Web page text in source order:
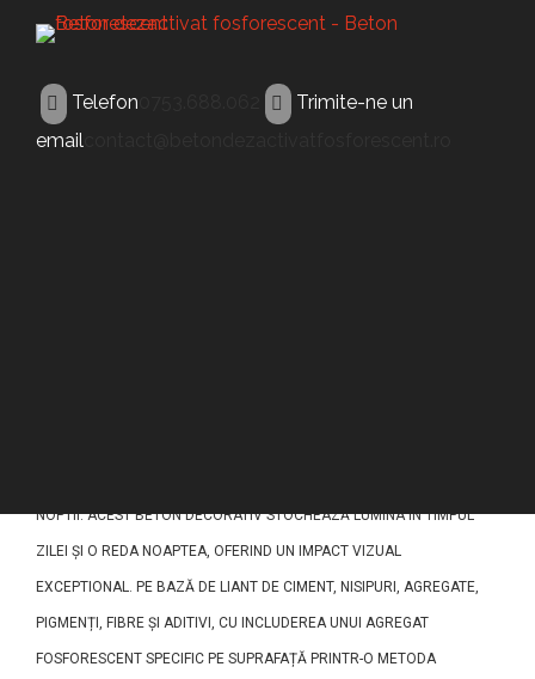
Telefon
Trimite-ne un
email
NOPTII. ACEST BETON DECORATIV STOCHEAZĂ LUMINA ÎN TIMPUL
ZILEI ȘI O REDA NOAPTEA, OFERIND UN IMPACT VIZUAL
EXCEPTIONAL. PE BAZĂ DE LIANT DE CIMENT, NISIPURI, AGREGATE,
PIGMENȚI, FIBRE ȘI ADITIVI, CU INCLUDEREA UNUI AGREGAT
FOSFORESCENT SPECIFIC PE SUPRAFAȚĂ PRINTR-O METODA